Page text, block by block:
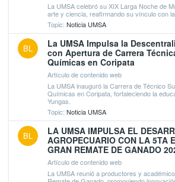
La UMSA celebró su XIX Larga Noche de
arte y ciencia, reafirmando su vínculo con
Topic: Noticia UMSA
BL
La UMSA Impulsa la
con Apertura de Carrera
Químicas en Coripata
Artículo de contenido web
La UMSA inauguró la Carrera de Técnico
Químicas en Coripata, fortaleciendo la
Yungas.
Topic: Noticia UMSA
BL
LA UMSA IMPULSA EL
AGROPECUARIO CON LA 5TA
GRAN REMATE DE GANADO
Artículo de contenido web
La UMSA reunió a productores y